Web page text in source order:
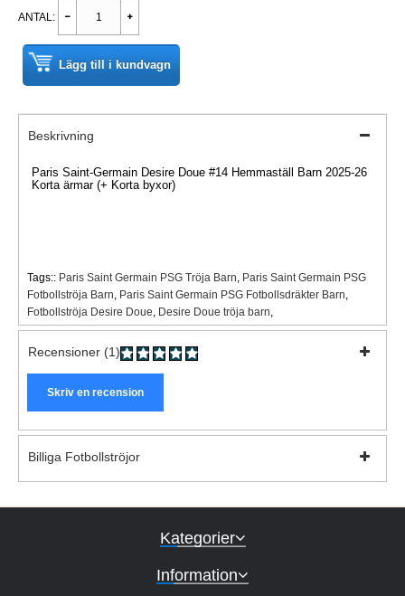
ANTAL:
Lägg till i kundvagn
Beskrivning
Paris Saint-Germain Desire Doue #14 Hemmaställ Barn 2025-26
Korta ärmar (+ Korta byxor)
Tags:: Paris Saint Germain PSG Tröja Barn Paris Saint Germain PSG
Fotbollströja Barn Paris Saint Germain PSG Fotbollsdräkter Barn
Fotbollströja Desire Doue Desire Doue tröja barn
Recensioner (1)
Skriv en recension
Billiga Fotbollströjor
Kategorier
Information